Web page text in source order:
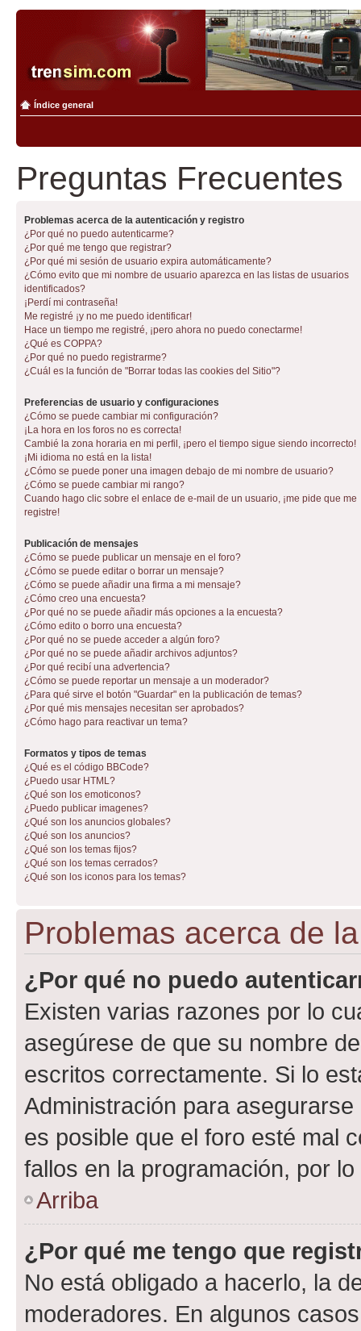
Índice general
Preguntas Frecuentes
Problemas acerca de la autenticación y registro
¿Por qué no puedo autenticarme?
¿Por qué me tengo que registrar?
¿Por qué mi sesión de usuario expira automáticamente?
¿Cómo evito que mi nombre de usuario aparezca en las listas de usuarios
identificados?
¡Perdí mi contraseña!
Me registré ¡y no me puedo identificar!
Hace un tiempo me registré, ¡pero ahora no puedo conectarme!
¿Qué es COPPA?
¿Por qué no puedo registrarme?
¿Cuál es la función de "Borrar todas las cookies del Sitio"?
Preferencias de usuario y configuraciones
¿Cómo se puede cambiar mi configuración?
¡La hora en los foros no es correcta!
Cambié la zona horaria en mi perfil, ¡pero el tiempo sigue siendo incorrecto!
¡Mi idioma no está en la lista!
¿Cómo se puede poner una imagen debajo de mi nombre de usuario?
¿Cómo se puede cambiar mi rango?
Cuando hago clic sobre el enlace de e-mail de un usuario, ¡me pide que me
registre!
Publicación de mensajes
¿Cómo se puede publicar un mensaje en el foro?
¿Cómo se puede editar o borrar un mensaje?
¿Cómo se puede añadir una firma a mi mensaje?
¿Cómo creo una encuesta?
¿Por qué no se puede añadir más opciones a la encuesta?
¿Cómo edito o borro una encuesta?
¿Por qué no se puede acceder a algún foro?
¿Por qué no se puede añadir archivos adjuntos?
¿Por qué recibí una advertencia?
¿Cómo se puede reportar un mensaje a un moderador?
¿Para qué sirve el botón "Guardar" en la publicación de temas?
¿Por qué mis mensajes necesitan ser aprobados?
¿Cómo hago para reactivar un tema?
Formatos y tipos de temas
¿Qué es el código BBCode?
¿Puedo usar HTML?
¿Qué son los emoticonos?
¿Puedo publicar imagenes?
¿Qué son los anuncios globales?
¿Qué son los anuncios?
¿Qué son los temas fijos?
¿Qué son los temas cerrados?
¿Qué son los iconos para los temas?
Problemas acerca de
¿Por qué no puedo
Existen varias razones por lo
asegúrese de que su nombre
escritos correctamente. Si lo
Administración para
es posible que el foro esté mal
fallos en la programación, por
Arriba
¿Por qué me tengo que
No está obligado a hacerlo, la
moderadores. En algunos